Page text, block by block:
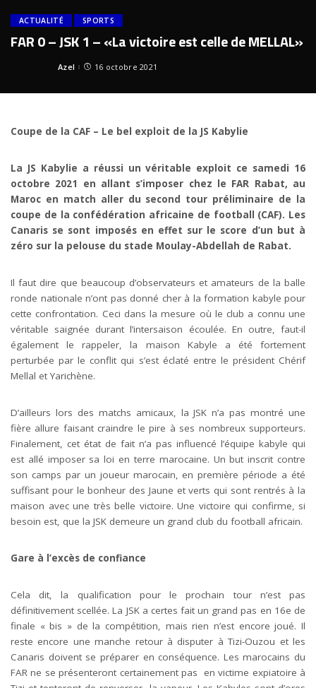
ACTUALITÉ SPORTS
FAR 0 – JSK 1 – «La victoire est celle de MELLAL»
Posted
Azel 16 octobre 2021
Coupe de la CAF – Le bel exploit de la JS Kabylie
La JS Kabylie a réussi un véritable exploit ce samedi 16
octobre 2021 en allant s’imposer chez le FAR Rabat, au
Maroc en match aller du second tour préliminaire de la
coupe de la confédération africaine de football (CAF). Les
Canaris se sont imposés en effet sur le score d’un but à
zéro sur la pelouse du stade Moulay-Abdellah de Rabat.
Il faut dire que beaucoup d’observateurs et amateurs de la balle
ronde nationale n’ont pas donné cher à la formation kabyle pour
cette confrontation. Ceci dans la mesure où le club a connu une
véritable saignée durant l’intersaison écoulée. En outre, faut-il
également le rappeler, la maison Kabyle a été fortement
perturbée par le conflit qui s’est éclaté entre le président Chérif
Mellal et Yarichène.
D’ailleurs lors des matchs amicaux, la JSK n’a pas montré une
fière allure faisant craindre le pire à ses nombreux supporteurs.
Finalement, cet état de fait n’a pas influencé l’équipe kabyle qui
est allé imposer sa loi en terre marocaine. Un but inscrit contre
son camps par un joueur marocain, en première période a été
suffisant pour le bonheur des Jaune et verts qui sont rentrés à la
maison avec une très belle victoire. Une victoire qui confirme, si
besoin est, que la JSK demeure un grand club du football africain.
Gare à l’excès de confiance
Cela dit, la qualification pour le prochain tour n’est pas
définitivement scellée. La JSK a certes fait un grand pas en 16e de
finale « bis » de la compétition, mais rien n’est encore joué. Il
reste encore une manche retour à disputer à Tizi-Ouzou et les
Canaris doivent se préparer en conséquence. Les marocains du
FAR ne se présenteront certainement pas en victime expiatoire à